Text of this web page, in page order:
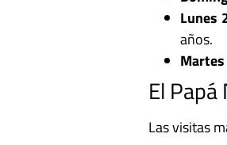
Lunes
años.
El
Las visitas